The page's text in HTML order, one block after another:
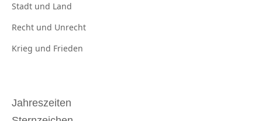
Stadt und Land
Recht und Unrecht
Krieg und Frieden
Jahreszeiten